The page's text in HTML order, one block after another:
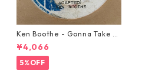
Ken Boothe - Gonna Take A
Miracle【7-21362】
¥4,066
5%OFF